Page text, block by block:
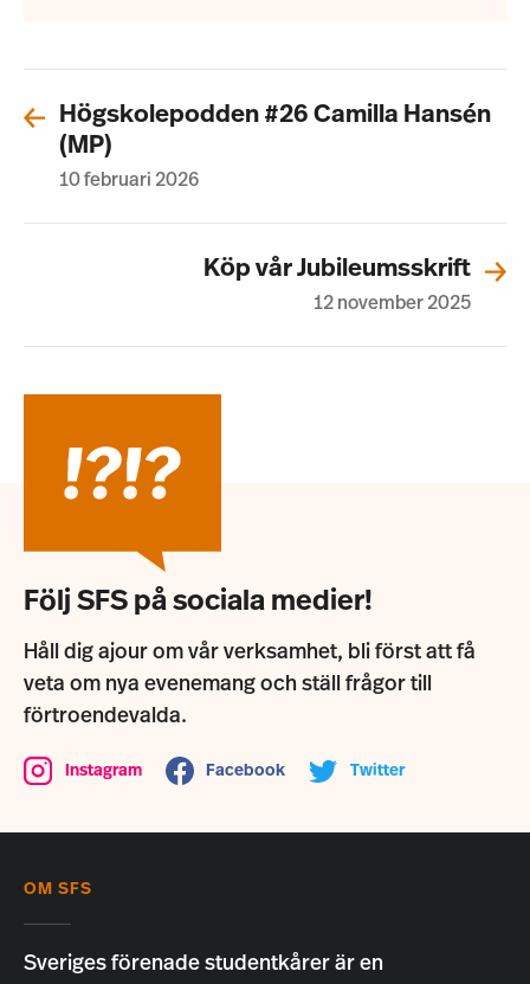
Högskolepodden #26 Camilla Hansén
(MP)
10 februari 2026
Köp vår Jubileumsskrift
12 november 2025
Följ SFS på sociala medier!
Håll dig ajour om vår verksamhet, bli först att få
veta om nya evenemang och ställ frågor till
förtroendevalda.
Instagram Facebook Twitter
OM SFS
Sveriges förenade studentkårer är en